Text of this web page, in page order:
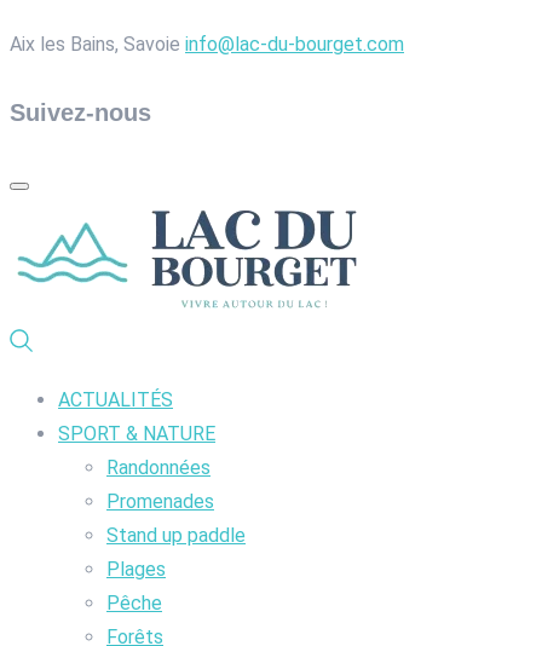
Aix les Bains, Savoie info@lac-du-bourget.com
Suivez-nous
ACTUALITÉS
SPORT & NATURE
Randonnées
Promenades
Stand up paddle
Plages
Pêche
Forêts